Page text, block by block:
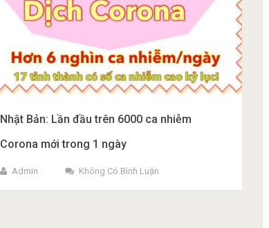
Nhật Bản: Lần đầu trên 6000 ca nhiễm
Corona mới trong 1 ngày
Admin Không Có Bình Luận